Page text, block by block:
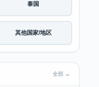
泰国
其他国家/地区
全部 →